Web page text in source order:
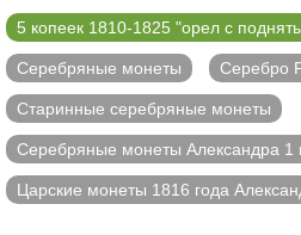
5 копеек 1810-1825 "орел с
Серебряные монеты Серебро
Старинные серебряные монеты
Серебряные монеты Александра 1
Царские монеты 1816 года